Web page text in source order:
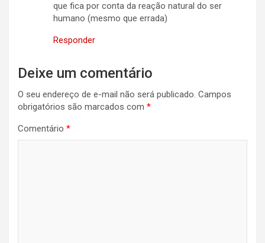
que fica por conta da reação natural do ser
humano (mesmo que errada)
Responder
Deixe um comentário
O seu endereço de e-mail não será publicado. Campos
obrigatórios são marcados com *
Comentário *